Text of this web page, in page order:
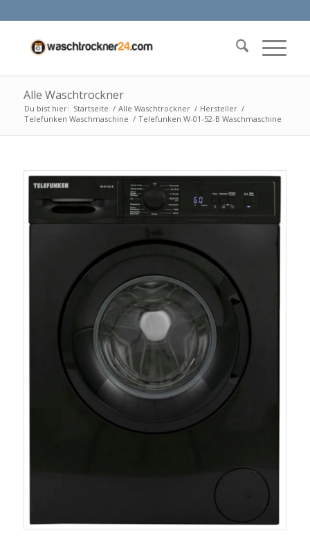
Alle Waschtrockner
Du bist hier: Startseite / Alle Waschtrockner / Hersteller /
Telefunken Waschmaschine / Telefunken W-01-52-B Waschmaschine